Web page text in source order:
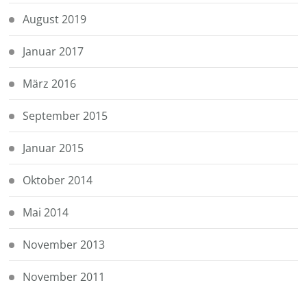
August 2019
Januar 2017
März 2016
September 2015
Januar 2015
Oktober 2014
Mai 2014
November 2013
November 2011